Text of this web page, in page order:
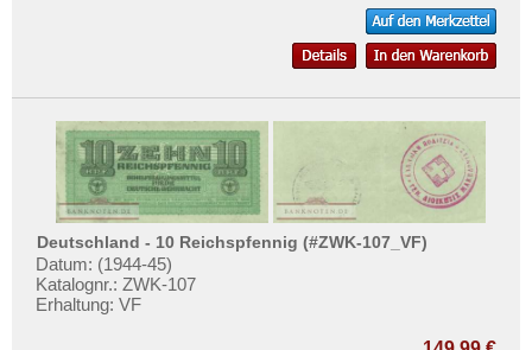
Informationen
Preislisten
Ankauf
Erhaltungsgrade
Gratisbanknoten
FAQ
Deutschland - 10 Reichspfennig (#ZWK-107_VF)
Datum: (1944-45)
Katalognr.: ZWK-107
Erhaltung: VF